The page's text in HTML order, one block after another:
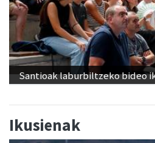
Santioak laburbiltzeko bideo
Ikusienak